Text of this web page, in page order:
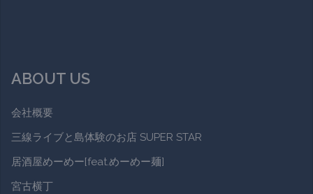
ABOUT US
会社概要
三線ライブと島体験のお店 SUPER STAR
居酒屋めーめー[feat.めーめー麺]
宮古横丁